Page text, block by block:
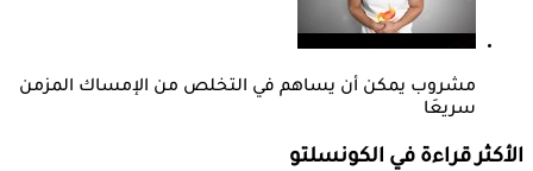
مشروب يمكن أن يساهم في التخلص من الإمساك المزمن
سريعَا
الأكثر قراءة في الكونسلتو